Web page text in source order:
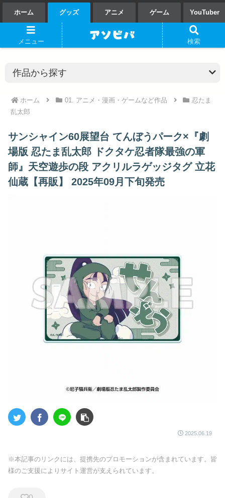
ホーム グッズ アニメ ゲーム YouTuber
ホーム 01. アニメ・漫画・ゲームなど作品
忍たま
乱太郎
サンシャイン60展望台 てんぼうパーク×『劇
場版 忍たま乱太郎 ドクタケ忍者隊最強の軍
師』天空遊歩の段 アクリルラゲッジタグ 立花
仙蔵【再販】 2025年09月下旬発売
2025.06.19
※本記事のリンクには、提携先のプロモーションが含まれています。皆
様のご支援によりサイト運営が支えられています。
メニュー 検索